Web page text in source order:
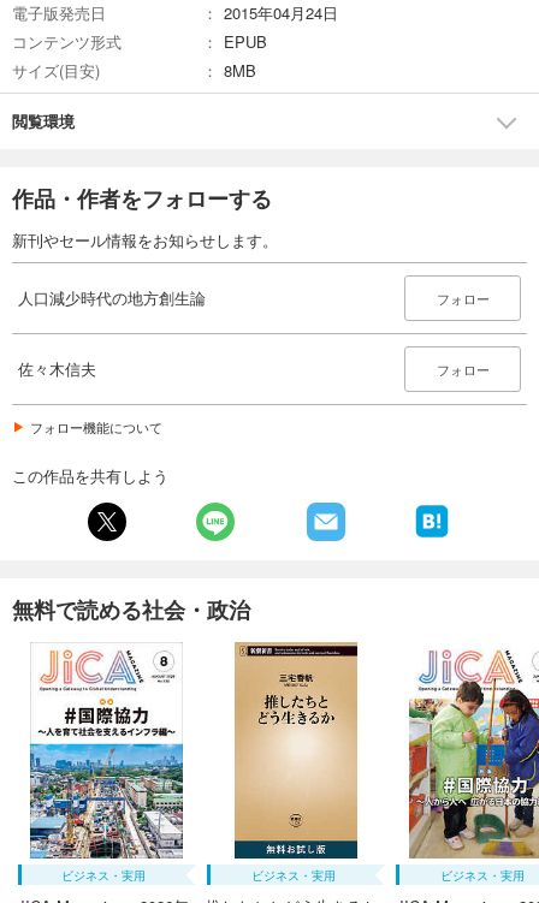
電子版発売日
2015年04月24日
コンテンツ形式
EPUB
サイズ(目安)
8MB
閲覧環境
作品・作者をフォローする
新刊やセール情報をお知らせします。
人口減少時代の地方創生論 フォロー
佐々木信夫 フォロー
フォロー機能について
この作品を共有しよう
無料で読める社会・政治
ビジネス・実用 ビジネス・実用 ビジネス・実用